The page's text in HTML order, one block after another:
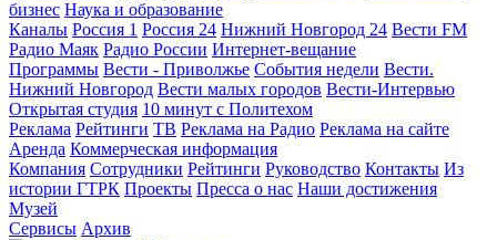
бизнес Наука и образование
Каналы Россия 1 Россия 24 Нижний Новгород 24 Вести FM
Радио Маяк Радио России Интернет-вещание
Программы Вести - Приволжье События недели Вести.
Нижний Новгород Вести малых городов Вести-Интервью
Открытая студия 10 минут с Политехом
Реклама Рейтинги ТВ Реклама на Радио Реклама на сайте
Аренда Коммерческая информация
Компания Сотрудники Рейтинги Руководство Контакты Из
истории ГТРК Проекты Пресса о нас Наши достижения
Музей
Сервисы Архив